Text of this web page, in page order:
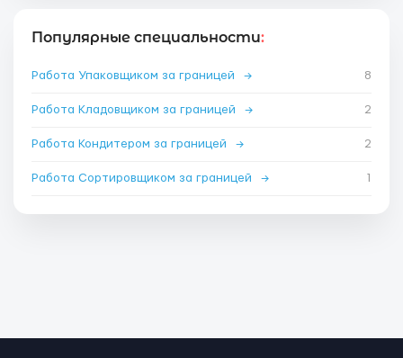
Популярные специальности:
Работа Упаковщиком за границей → 8
Работа Кладовщиком за границей → 2
Работа Кондитером за границей → 2
Работа Сортировщиком за границей → 1